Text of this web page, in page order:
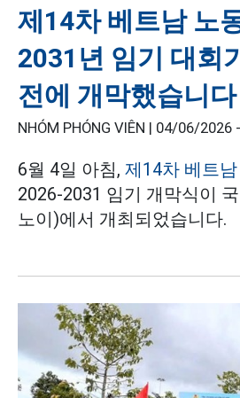
제14차 베트남 노
2031년 임기 대회
전에 개막했습니다
NHÓM PHÓNG VIÊN | 04/06/2026
6월 4일 아침, 제14차 베트
2026-2031 임기 개막식이
노이)에서 개최되었습니다.